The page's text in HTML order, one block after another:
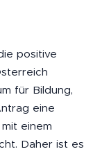
positive
für Bildung,
eine
einem
Daher ist es